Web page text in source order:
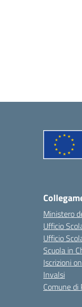
Ministero
Ufficio
Ufficio
Scuola in
Iscrizioni
Invalsi
Comune di